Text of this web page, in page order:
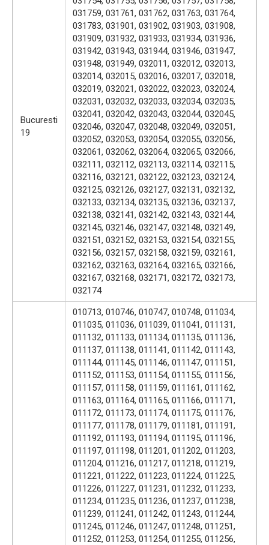
Bucuresti
19
031759, 031761, 031762, 031763, 031764,
031783, 031901, 031902, 031903, 031908,
031909, 031932, 031933, 031934, 031936,
031942, 031943, 031944, 031946, 031947,
031948, 031949, 032011, 032012, 032013,
032014, 032015, 032016, 032017, 032018,
032019, 032021, 032022, 032023, 032024,
032031, 032032, 032033, 032034, 032035,
032041, 032042, 032043, 032044, 032045,
032046, 032047, 032048, 032049, 032051,
032052, 032053, 032054, 032055, 032056,
032061, 032062, 032064, 032065, 032066,
032111, 032112, 032113, 032114, 032115,
032116, 032121, 032122, 032123, 032124,
032125, 032126, 032127, 032131, 032132,
032133, 032134, 032135, 032136, 032137,
032138, 032141, 032142, 032143, 032144,
032145, 032146, 032147, 032148, 032149,
032151, 032152, 032153, 032154, 032155,
032156, 032157, 032158, 032159, 032161,
032162, 032163, 032164, 032165, 032166,
032167, 032168, 032171, 032172, 032173,
032174
010713, 010746, 010747, 010748, 011034,
011035, 011036, 011039, 011041, 011131,
011132, 011133, 011134, 011135, 011136,
011137, 011138, 011141, 011142, 011143,
011144, 011145, 011146, 011147, 011151,
011152, 011153, 011154, 011155, 011156,
011157, 011158, 011159, 011161, 011162,
011163, 011164, 011165, 011166, 011171,
011172, 011173, 011174, 011175, 011176,
011177, 011178, 011179, 011181, 011191,
011192, 011193, 011194, 011195, 011196,
011197, 011198, 011201, 011202, 011203,
011204, 011216, 011217, 011218, 011219,
011221, 011222, 011223, 011224, 011225,
011226, 011227, 011231, 011232, 011233,
011234, 011235, 011236, 011237, 011238,
011239, 011241, 011242, 011243, 011244,
011245, 011246, 011247, 011248, 011251,
011252, 011253, 011254, 011255, 011256,